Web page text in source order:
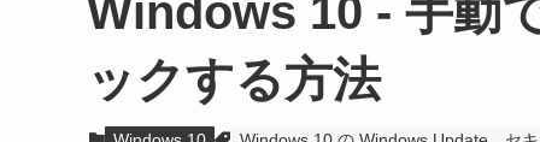
Windows 10 - 手動
ックする方法